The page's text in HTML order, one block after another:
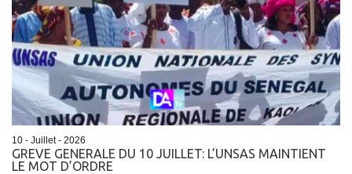
10 - Juillet - 2026
GREVE GENERALE DU 10 JUILLET: L’UNSAS MAINTIENT
LE MOT D’ORDRE